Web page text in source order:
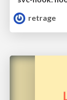
retrage